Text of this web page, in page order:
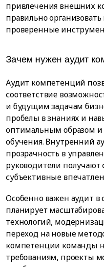
привлечения внешних
правильно
проверенные
Зачем нужен аудит
Аудит компетенций
соответствие
и будущим задачам
пробелы в знаниях и
оптимальным образом и
обучения. Внутренний
прозрачность в
руководители
субъективные
Особенно важен аудит в
планирует
технологий,
переход на новые
компетенции команды
требованиям, проекты